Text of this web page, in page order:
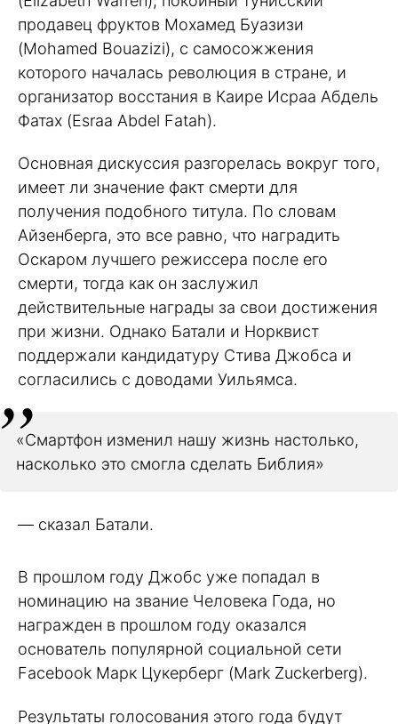
продавец фруктов Мохамед Буазизи
(Mohamed Bouazizi), с самосожжения
которого началась революция в стране, и
организатор восстания в Каире Исраа Абдель
Фатах (Esraa Abdel Fatah).
Основная дискуссия разгорелась вокруг того,
имеет ли значение факт смерти для
получения подобного титула. По словам
Айзенберга, это все равно, что наградить
Оскаром лучшего режиссера после его
смерти, тогда как он заслужил
действительные награды за свои достижения
при жизни. Однако Батали и Норквист
поддержали кандидатуру Стива Джобса и
согласились с доводами Уильямса.
«Смартфон изменил нашу жизнь настолько,
насколько это смогла сделать Библия»
— сказал Батали.
В прошлом году Джобс уже попадал в
номинацию на звание Человека Года, но
награжден в прошлом году оказался
основатель популярной социальной сети
Facebook Марк Цукерберг (Mark Zuckerberg).
Результаты голосования этого года будут